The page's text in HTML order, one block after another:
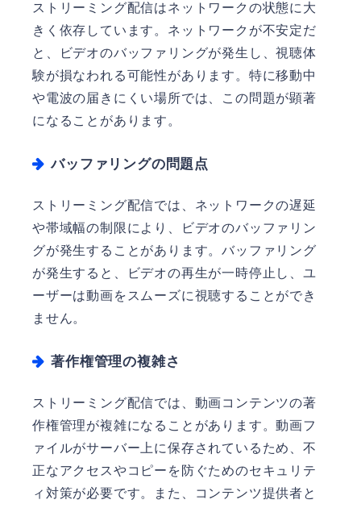
ストリーミング配信はネットワークの状態に大
きく依存しています。ネットワークが不安定だ
と、ビデオのバッファリングが発生し、視聴体
験が損なわれる可能性があります。特に移動中
や電波の届きにくい場所では、この問題が顕著
になることがあります。
バッファリングの問題点
ストリーミング配信では、ネットワークの遅延
や帯域幅の制限により、ビデオのバッファリン
グが発生することがあります。バッファリング
が発生すると、ビデオの再生が一時停止し、ユ
ーザーは動画をスムーズに視聴することができ
ません。
著作権管理の複雑さ
ストリーミング配信では、動画コンテンツの著
作権管理が複雑になることがあります。動画フ
ァイルがサーバー上に保存されているため、不
正なアクセスやコピーを防ぐためのセキュリテ
ィ対策が必要です。また、コンテンツ提供者と